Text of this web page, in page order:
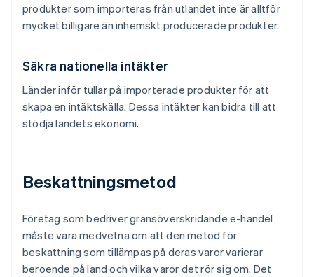
produkter som importeras från utlandet inte är alltför
mycket billigare än inhemskt producerade produkter.
Säkra nationella intäkter
Länder inför tullar på importerade produkter för att
skapa en intäktskälla. Dessa intäkter kan bidra till att
stödja landets ekonomi.
Beskattningsmetod
Företag som bedriver gränsöverskridande e-handel
måste vara medvetna om att den metod för
beskattning som tillämpas på deras varor varierar
beroende på land och vilka varor det rör sig om. Det